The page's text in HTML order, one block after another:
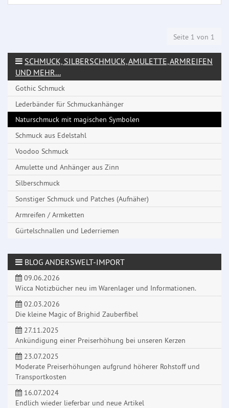
Seite 1 von 1
SCHMUCK, SILBERSCHMUCK, AMULETTE, ARMREIFEN
UND MEHR...
Gothic Schmuck
Lederbänder für Schmuckanhänger
Naturschmuck mit magischen Symbolen
Schmuck aus Edelstahl
Voodoo Schmuck
Amulette und Anhänger aus Zinn
Silberschmuck
Sonstiger Schmuck und Patches (Aufnäher)
Armreifen / Armketten
Gürtelschnallen und Lederriemen
BLOG ANDERSWELT-IMPORT
09.06.2026
Wicca Notizbücher neu im Warenlager und Informationen.
02.03.2026
Die kleine Magic of Brighid Zauberfibel
27.11.2025
Ankündigung einer Preiserhöhung bei unseren Kerzen
23.07.2025
Moderate Preiserhöhungen aufgrund höherer Rohstoff und
Transportkosten
16.07.2024
Endlich wieder lieferbar und neue Artikel